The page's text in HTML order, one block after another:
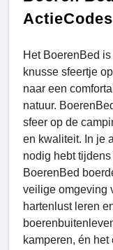
ActieCodes
Het BoerenBed
knusse sfeertje
naar een
natuur.
sfeer op de
en kwaliteit. In je
nodig hebt
BoerenBed
veilige omgeving
hartenlust leren
kamperen, én